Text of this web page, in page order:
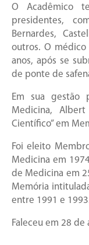
O Acadêmico
presidentes,
Bernardes,
outros. O
anos, após se
de ponte de
Em sua gestão
Medicina,
Científico” em
Foi eleito
Medicina em
de Medicina em
Memória
entre 1991 e
Faleceu em 28